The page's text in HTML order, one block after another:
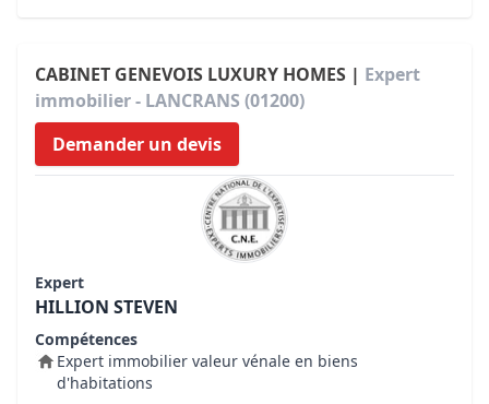
CABINET GENEVOIS LUXURY HOMES | Expert
immobilier - LANCRANS (01200)
Demander un devis
Expert
HILLION STEVEN
Compétences
Expert immobilier valeur vénale en biens
d'habitations